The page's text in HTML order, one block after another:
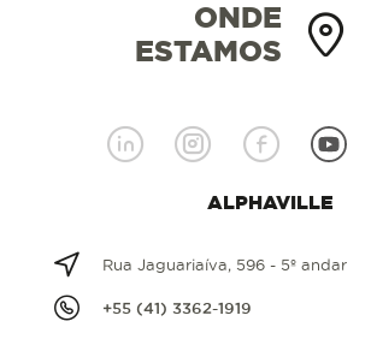
ONDE
ESTAMOS
ALPHAVILLE
Rua Jaguariaíva, 596 - 5º andar
+55 (41) 3362-1919